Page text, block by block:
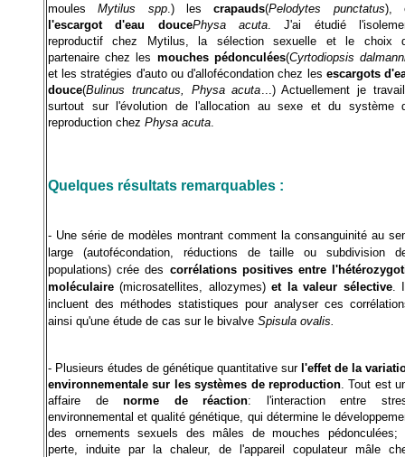
moulesMytilus spp.) lescrapauds(Pelodytes punctatus),
l'escargot d'eau doucePhysa acuta . J'ai étudié
reproductif chez Mytilus, la sélection sexuelle et le choix
partenaire chez les mouches pédonculées(Cyrtodiopsis
et les stratégies d'auto ou d'allofécondation chez les escargots
douce(Bulinus truncatus, Physa acuta ...) Actuellement je
surtout sur l'évolution de l'allocation au sexe et du système
reproduction chez Physa acuta
Quelques résultats remarquables :
- Une série de modèles montrant comment la consanguinité au
large (autofécondation, réductions de taille ou subdivision
populations) crée des corrélations positives entre
moléculaire (microsatellites, allozymes)et la valeur sélective.
incluent des méthodes statistiques pour analyser ces
ainsi qu'une étude de cas sur le bivalve Spisula ovalis.
- Plusieurs études de génétique quantitative sur l'effet de la
environnementale sur les systèmes de reproduction. Tout est
affaire denorme de réaction: l'interaction entre
environnemental et qualité génétique, qui détermine le
des ornements sexuels des mâles de mouches pédonculées;
perte, induite par la chaleur, de l'appareil copulateur mâle